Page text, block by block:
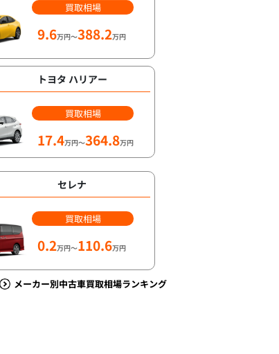
買取相場
9.6万円～388.2万円
トヨタ ハリアー
買取相場
17.4万円～364.8万円
セレナ
買取相場
0.2万円～110.6万円
メーカー別中古車買取相場ランキング